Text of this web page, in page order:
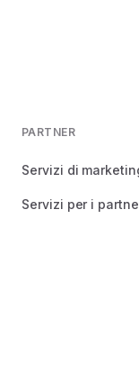
PARTNER
Servizi di
Servizi per i